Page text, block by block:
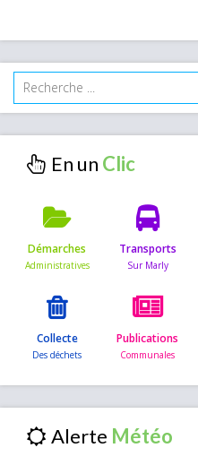
En un
Démarches Transports
Collecte Publications
Alerte